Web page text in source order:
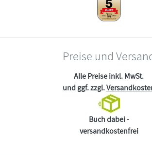
Preise und
Alle Preise inkl. MwSt.
und ggf. zzgl.
Buch dabei -
versandkostenfrei